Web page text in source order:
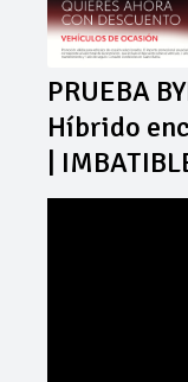
PRUEBA
Híbrido
|